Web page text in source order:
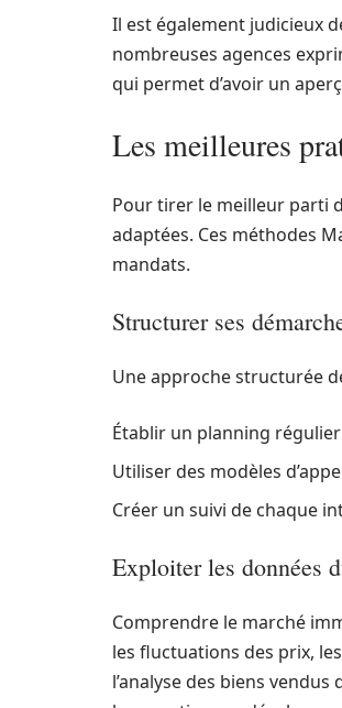
Il est également judicieux
nombreuses agences
qui permet d’avoir un
Les meilleures
Pour tirer le meilleur parti
adaptées. Ces méthodes
mandats.
Structurer ses
Une approche structurée
Établir un planning
Utiliser des modèles
Créer un suivi de chaque
Exploiter les données
Comprendre le marché
les fluctuations des prix,
l’analyse des biens